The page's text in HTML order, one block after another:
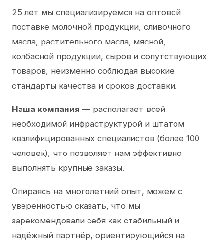
25 лет мы специализируемся на оптовой
поставке молочной продукции, сливочного
масла, растительного масла, мясной,
колбасной продукции, сыров и сопутствующих
товаров, неизменно соблюдая высокие
стандарты качества и сроков доставки.
Наша компания — располагает всей
необходимой инфраструктурой и штатом
квалифицированных специалистов (более 100
человек), что позволяет нам эффективно
выполнять крупные заказы.
Опираясь на многолетний опыт, можем с
уверенностью сказать, что мы
зарекомендовали себя как стабильный и
надёжный партнёр, ориентирующийся на